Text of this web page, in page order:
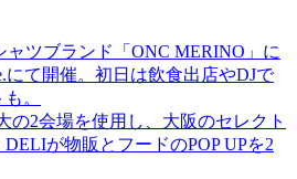
ャツブランド「ONC MERINO」に
にて開催。初日は飲食出店やDJで
。
の2会場を使用し、大阪のセレクト
が物販とフードのPOP UPを2